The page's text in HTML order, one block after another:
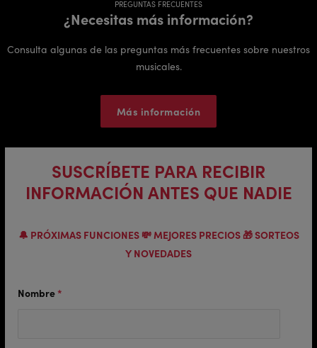
PREGUNTAS FRECUENTES
¿Necesitas más información?
Consulta algunas de las preguntas más frecuentes sobre nuestros
musicales.
Más información
SUSCRÍBETE PARA RECIBIR
INFORMACIÓN ANTES QUE NADIE
🔔 PRÓXIMAS FUNCIONES 💸 MEJORES PRECIOS 🎁 SORTEOS
Y NOVEDADES
Nombre *